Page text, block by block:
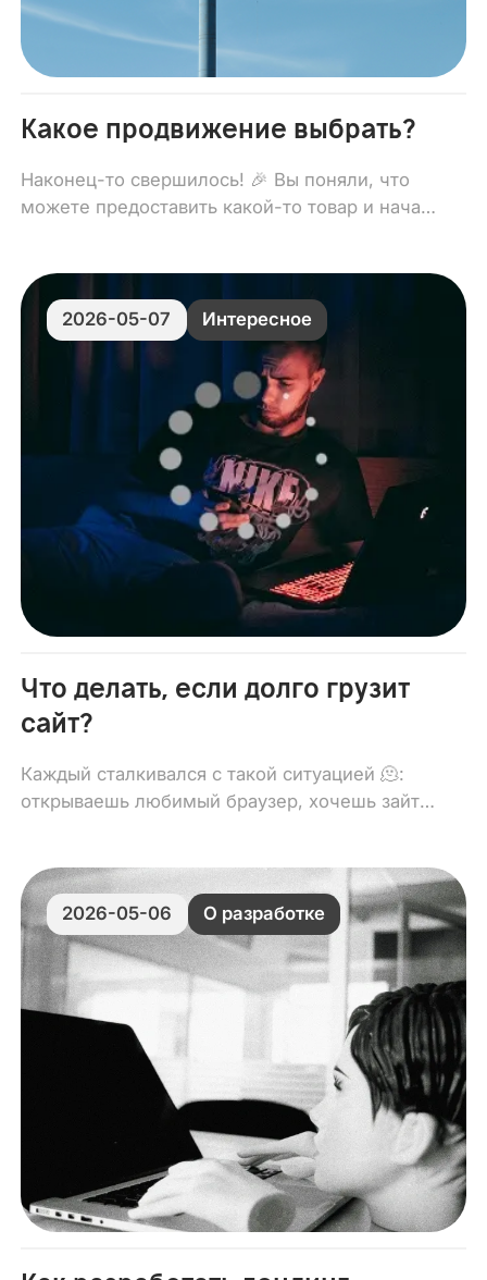
Какое продвижение выбрать?
Наконец-то свершилось! 🎉 Вы поняли, что
можете предоставить какой-то товар и начать
2026-05-07 Интересное
Что делать, если долго грузит
сайт?
Каждый сталкивался с такой ситуацией 🫠:
открываешь любимый браузер, хочешь зайти
2026-05-06 О разработке